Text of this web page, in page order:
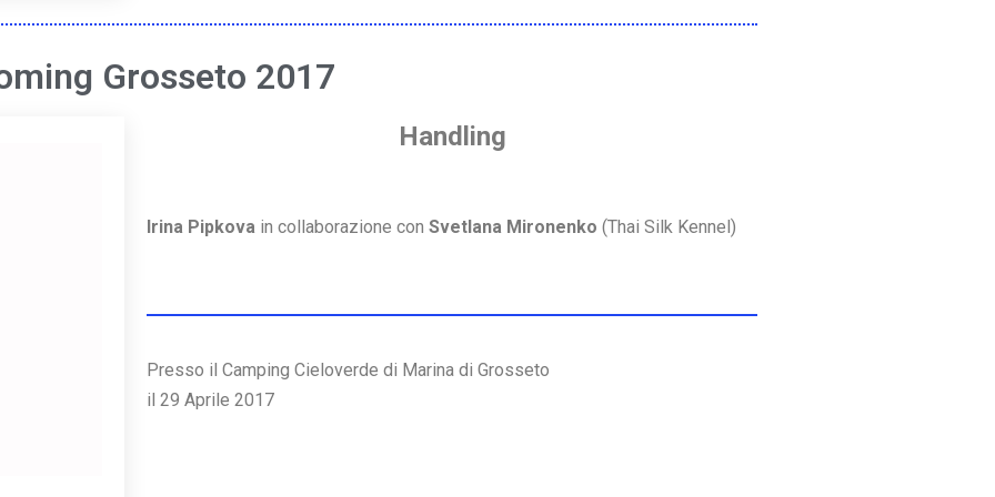
Grosseto 2017
Handling
Irina Pipkova in collaborazione con Svetlana Mironenko (Thai Silk Kennel)
Presso il Camping Cieloverde di Marina di Grosseto
il 29 Aprile 2017